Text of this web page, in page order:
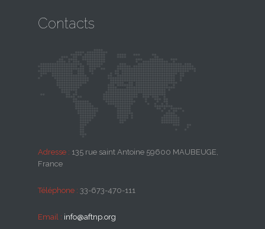
Contacts
Adresse : 135 rue saint Antoine 59600 MAUBEUGE,
France
Téléphone : 33-673-470-111
Email : info@aftnp.org